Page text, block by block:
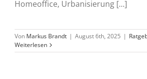
Homeoffice, Urbanisierung [...]
Von Markus Brandt | August 6th, 2025 |
Weiterlesen